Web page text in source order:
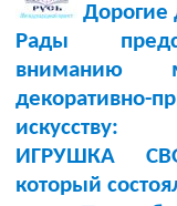
Дорогие
Рады
вниманию
декоративно-
ИГРУШКА
который